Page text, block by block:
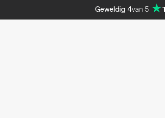
Geweldig 4van 5